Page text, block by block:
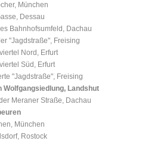
München
Dessau
Bahnhofsumfeld, Dachau
"Jagdstraße", Freising
Nord, Erfurt
Süd, Erfurt
"Jagdstraße", Freising
Wolfgangsiedlung, Landshut
Meraner Straße, Dachau
München
Rostock